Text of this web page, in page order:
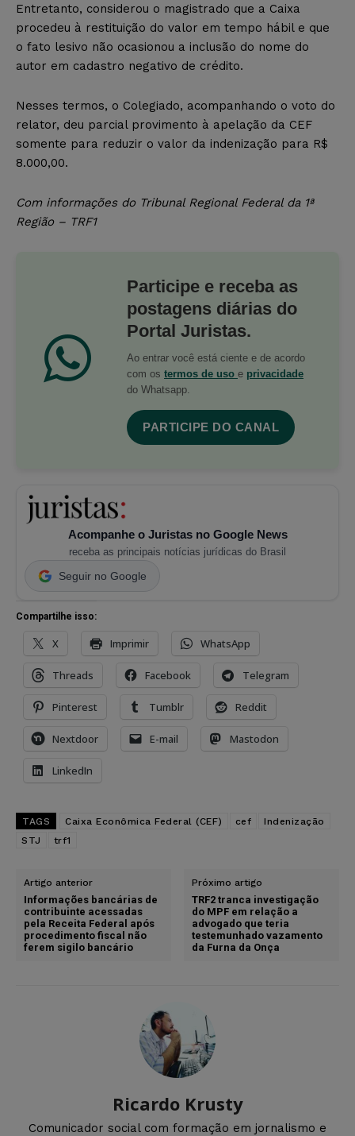
Entretanto, considerou o magistrado que a Caixa
procedeu à restituição do valor em tempo hábil e que
o fato lesivo não ocasionou a inclusão do nome do
autor em cadastro negativo de crédito.
Nesses termos, o Colegiado, acompanhando o voto do
relator, deu parcial provimento à apelação da CEF
somente para reduzir o valor da indenização para R$
8.000,00.
Com informações do Tribunal Regional Federal da 1ª
Região – TRF1
Participe e receba as
postagens diárias do
Portal Juristas.
Ao entrar você está ciente e de acordo
com os termos de uso e privacidade
do Whatsapp.
PARTICIPE DO CANAL
Acompanhe o Juristas no Google News
receba as principais notícias jurídicas do Brasil
Seguir no Google
Compartilhe isso:
X Imprimir WhatsApp
Threads Facebook Telegram
Pinterest Tumblr Reddit
Nextdoor E-mail Mastodon
LinkedIn
TAGS Caixa Econômica Federal (CEF) cef
Indenização
STJ
trf1
Artigo anterior
Informações bancárias de
contribuinte acessadas
pela Receita Federal após
procedimento fiscal não
ferem sigilo bancário
Próximo artigo
TRF2 tranca investigação
do MPF em relação a
advogado que teria
testemunhado vazamento
da Furna da Onça
Ricardo Krusty
Comunicador social com formação em jornalismo e